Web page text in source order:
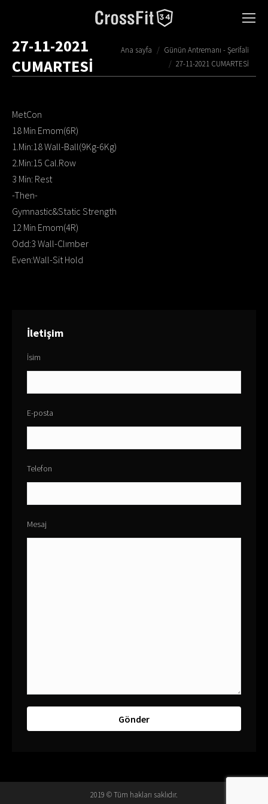
27-11-2021
CUMARTESİ
You are here:
Ana sayfa
Günün Antremanı - Şerifali
27-11-2021 CUMARTESİ
MetCon
18 Min Emom(6R)
1.Min:18 Wall-Ball(9Kg-6Kg)
2.Min:15 Cal.Row
3 Min: Rest
-Then-
Gymnastic&Static Strength
12 Min Emom(4R)
Odd:3 Wall-Clımber
Even:Wall-Sit Hold
İletişim
İsim
E-posta
Telefon
Mesaj
2019 © Tüm hakları saklıdır.